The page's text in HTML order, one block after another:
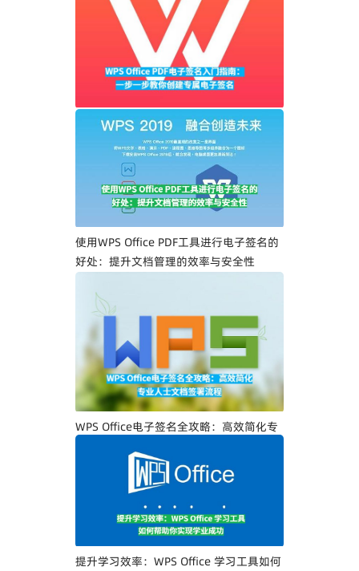
WPS Office PDF电子签名入门指南：一步
一步教你创建专属电子签名
使用WPS Office PDF工具进行电子签名的
好处：提升文档管理的效率与安全性
WPS Office电子签名全攻略：高效简化专
提升学习效率：WPS Office 学习工具如何